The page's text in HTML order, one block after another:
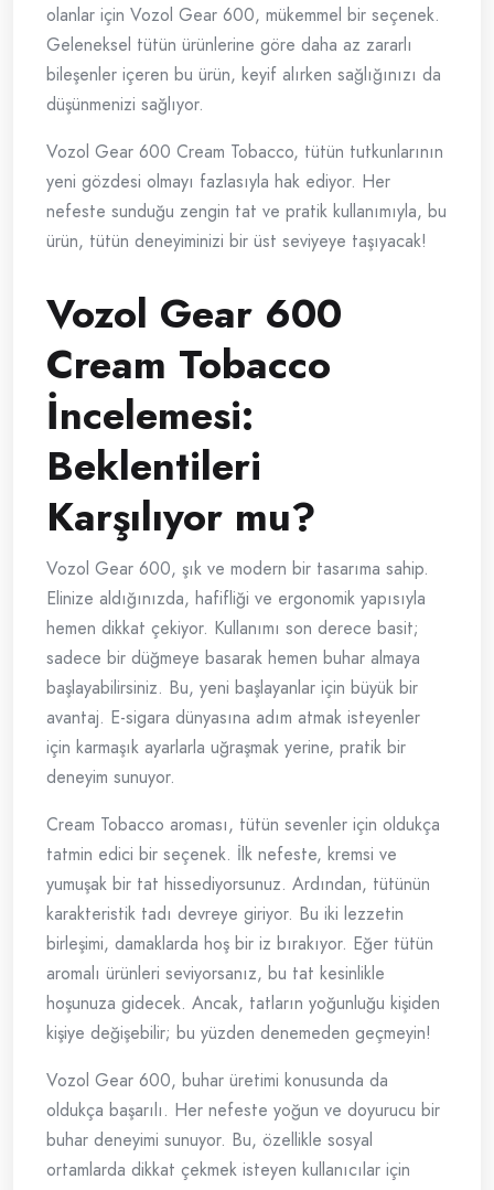
olanlar için Vozol Gear 600, mükemmel bir seçenek.
Geleneksel tütün ürünlerine göre daha az zararlı
bileşenler içeren bu ürün, keyif alırken sağlığınızı da
düşünmenizi sağlıyor.
Vozol Gear 600 Cream Tobacco, tütün tutkunlarının
yeni gözdesi olmayı fazlasıyla hak ediyor. Her
nefeste sunduğu zengin tat ve pratik kullanımıyla, bu
ürün, tütün deneyiminizi bir üst seviyeye taşıyacak!
Vozol Gear 600
Cream Tobacco
İncelemesi:
Beklentileri
Karşılıyor mu?
Vozol Gear 600, şık ve modern bir tasarıma sahip.
Elinize aldığınızda, hafifliği ve ergonomik yapısıyla
hemen dikkat çekiyor. Kullanımı son derece basit;
sadece bir düğmeye basarak hemen buhar almaya
başlayabilirsiniz. Bu, yeni başlayanlar için büyük bir
avantaj. E-sigara dünyasına adım atmak isteyenler
için karmaşık ayarlarla uğraşmak yerine, pratik bir
deneyim sunuyor.
Cream Tobacco aroması, tütün sevenler için oldukça
tatmin edici bir seçenek. İlk nefeste, kremsi ve
yumuşak bir tat hissediyorsunuz. Ardından, tütünün
karakteristik tadı devreye giriyor. Bu iki lezzetin
birleşimi, damaklarda hoş bir iz bırakıyor. Eğer tütün
aromalı ürünleri seviyorsanız, bu tat kesinlikle
hoşunuza gidecek. Ancak, tatların yoğunluğu kişiden
kişiye değişebilir; bu yüzden denemeden geçmeyin!
Vozol Gear 600, buhar üretimi konusunda da
oldukça başarılı. Her nefeste yoğun ve doyurucu bir
buhar deneyimi sunuyor. Bu, özellikle sosyal
ortamlarda dikkat çekmek isteyen kullanıcılar için